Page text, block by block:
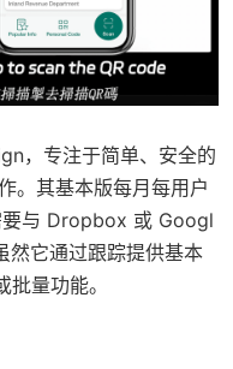
，专注于简单、安全的
。其基本版每月每用户
要与 Dropbox 或 Googl
然它通过跟踪提供基本
量功能。